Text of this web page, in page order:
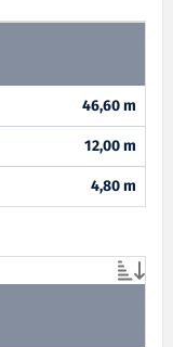
46,60 m
12,00 m
4,80 m